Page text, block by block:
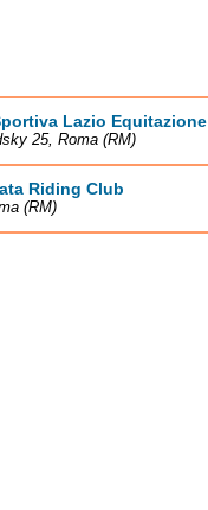
Lazio Equitazione
25, Roma (RM)
Riding Club
(RM)